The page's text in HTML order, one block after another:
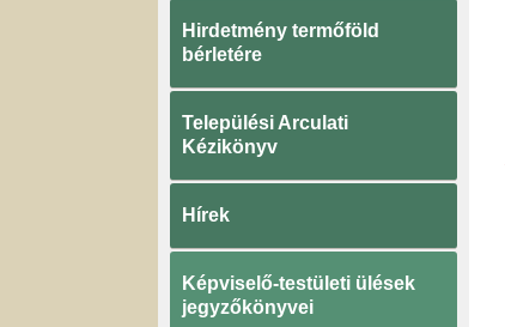
Hirdetmény termőföld
bérletére
Települési Arculati
Kézikönyv
Hírek
Képviselő-testületi ülések
jegyzőkönyvei